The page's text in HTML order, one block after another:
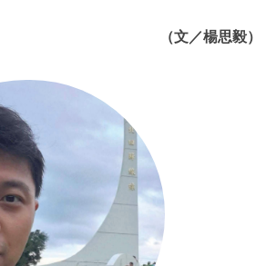
（文／楊思毅）